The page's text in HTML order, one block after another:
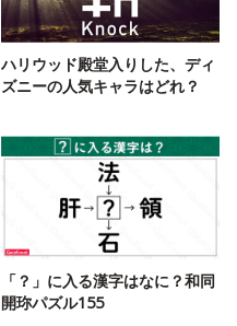
ハリウッド殿堂入りした、ディ
ズニーの人気キャラはどれ？
「？」に入る漢字はなに？和同
開珎パズル155